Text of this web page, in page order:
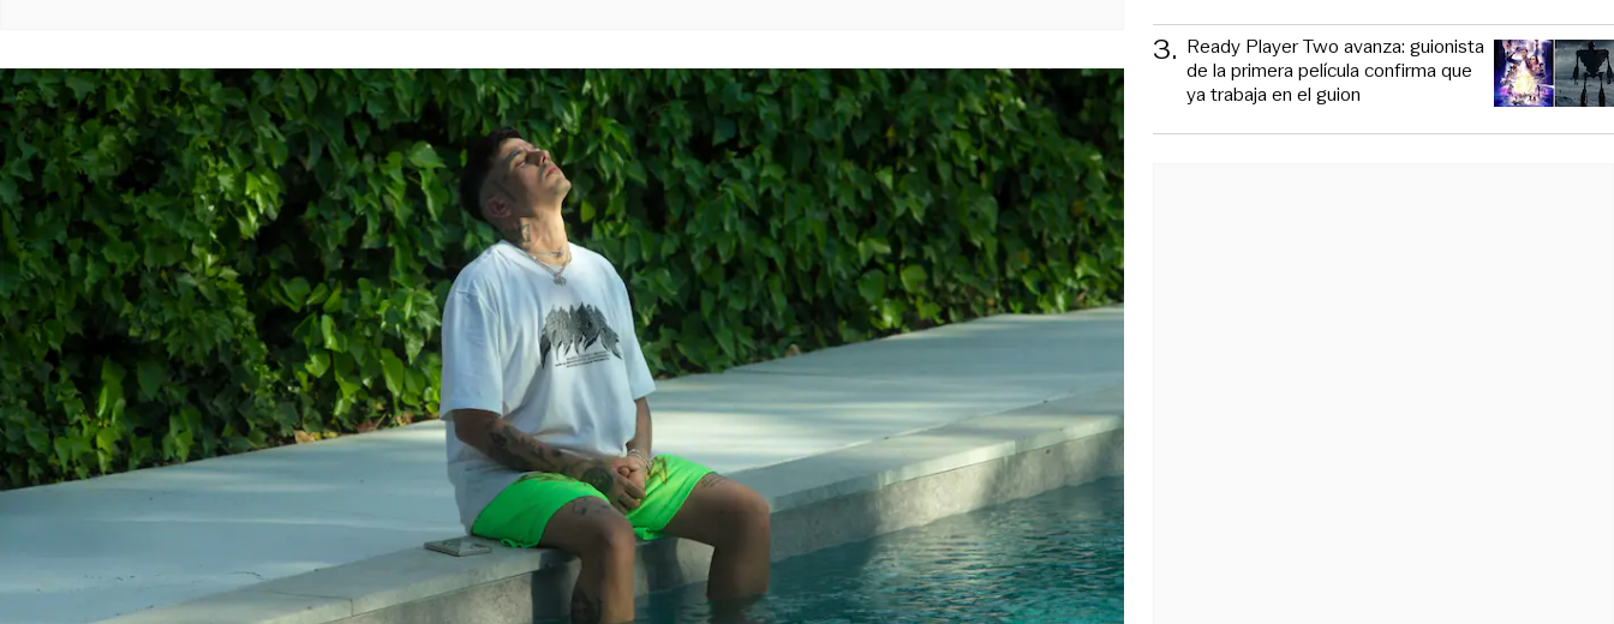
3. Ready Player Two avanza: guionista
de la primera película confirma que
ya trabaja en el guion